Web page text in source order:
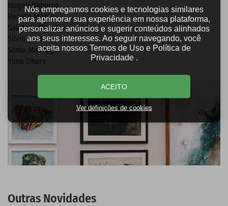
Magali Robaina
Renato Araújo
Salete Lotterman
Silvia Serbena
Sônia Madruga
Ylma Ohara
Outras Novidades
Nós empregamos cookies e tecnologias similares
para aprimorar sua experiência em nossa plataforma,
personalizar anúncios e sugerir conteúdos alinhados
aos seus interesses. Ao seguir navegando, você
aceita nossos Termos de Uso e Política de
Privacidade .
ACEITO
Ver definições de cookies